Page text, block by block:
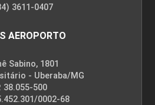
3611-0407
AEROPORTO
Sabino, 1801
- Uberaba/MG
38.055-500
0002-68